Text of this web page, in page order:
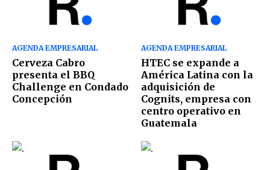
AGENDA EMPRESARIAL
Cerveza Cabro
presenta el BBQ
Challenge en Condado
Concepción
AGENDA EMPRESARIAL
HTEC se expande a
América Latina con la
adquisición de
Cognits, empresa con
centro operativo en
Guatemala